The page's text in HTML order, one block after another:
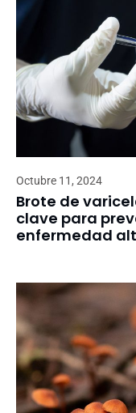
Octubre 11, 2024
Brote de
clave para
enfermedad